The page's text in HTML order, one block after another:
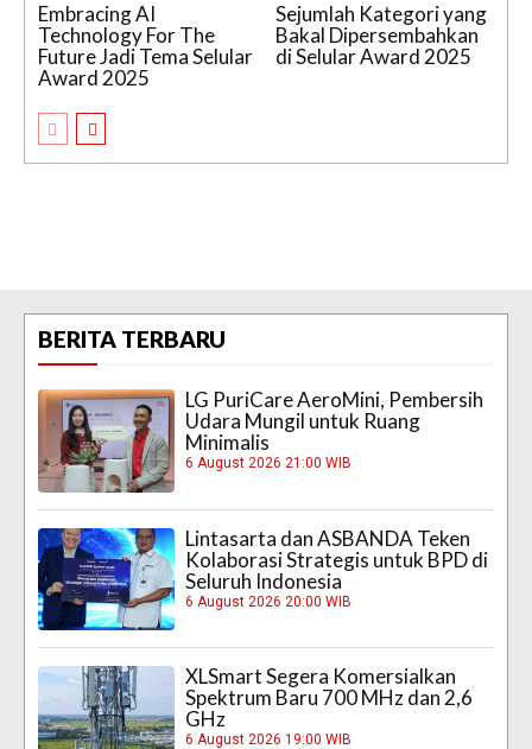
Embracing AI
Technology For The
Future Jadi Tema Selular
Award 2025
Sejumlah Kategori yang
Bakal Dipersembahkan
di Selular Award 2025
BERITA TERBARU
LG PuriCare AeroMini, Pembersih
Udara Mungil untuk Ruang
Minimalis
6 August 2026 21:00 WIB
Lintasarta dan ASBANDA Teken
Kolaborasi Strategis untuk BPD di
Seluruh Indonesia
6 August 2026 20:00 WIB
XLSmart Segera Komersialkan
Spektrum Baru 700 MHz dan 2,6
GHz
6 August 2026 19:00 WIB